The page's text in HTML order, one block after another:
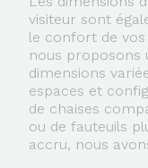
visiteur sont
le confort de vos
nous proposons
dimensions
espaces et
de chaises
ou de fauteuils
accru, nous